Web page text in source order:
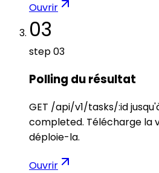
Ouvrir
03
step03
Polling du résultat
GET /api/v1/tasks/:id
completed. Télécharge la
déploie-la.
Ouvrir